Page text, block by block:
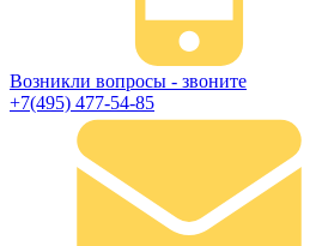
Возникли вопросы - звоните
+7(495) 477-54-85